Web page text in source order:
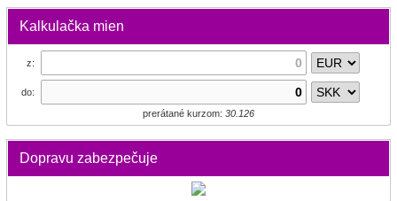
Kalkulačka mien
z:
do:
prerátané kurzom: 30.126
Dopravu zabezpečuje